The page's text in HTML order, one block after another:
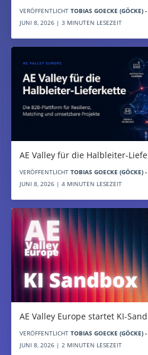
VERÖFFENTLICHT TOBIAS GOECKE (GÖCKE)
JUNI 8, 2026 | 3 MINUTEN LESEZEIT
AE Valley für die Halbleiter-
VERÖFFENTLICHT TOBIAS GOECKE (GÖCKE)
JUNI 8, 2026 | 4 MINUTEN LESEZEIT
AE Valley Europe startet KI-
VERÖFFENTLICHT TOBIAS GOECKE (GÖCKE)
JUNI 8, 2026 | 2 MINUTEN LESEZEIT